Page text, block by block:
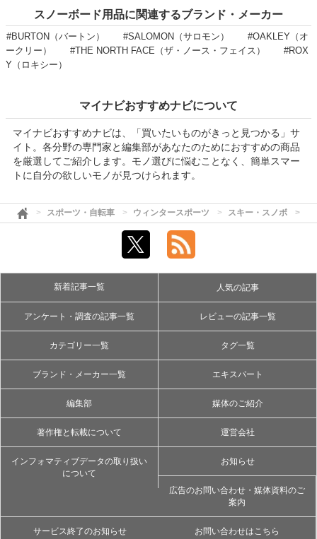
スノーボード用品に関連するブランド・メーカー
#BURTON（バートン） #SALOMON（サロモン）
#OAKLEY（オ
ークリー）
#THE NORTH FACE（ザ・ノース・フェイス）
#ROX
Y（ロキシー）
マイナビおすすめナビについて
マイナビおすすめナビは、「買いたいものがきっと見つかる」サ
イト。各分野の専門家と編集部があなたのためにおすすめの商品
を厳選してご紹介します。モノ選びに悩むことなく、簡単スマー
トに自分の欲しいモノが見つけられます。
スポーツ・自転車 ウィンタースポーツ スキー・スノボ
新着記事一覧 人気の記事
アンケート・調査の記事一覧 レビューの記事一覧
カテゴリー一覧 タグ一覧
ブランド・メーカー一覧 エキスパート
編集部 媒体のご紹介
著作権と転載について 運営会社
インフォマティブデータの取り扱い
について
お知らせ
広告のお問い合わせ・媒体資料のご
案内
サービス終了のお知らせ お問い合わせはこちら